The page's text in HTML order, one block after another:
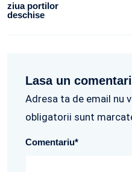
ziua portilor
deschise
Lasa un
Adresa ta de email nu
obligatorii sunt
Comentariu*